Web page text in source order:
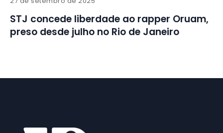
STJ concede liberdade ao rapper Oruam,
preso desde julho no Rio de Janeiro